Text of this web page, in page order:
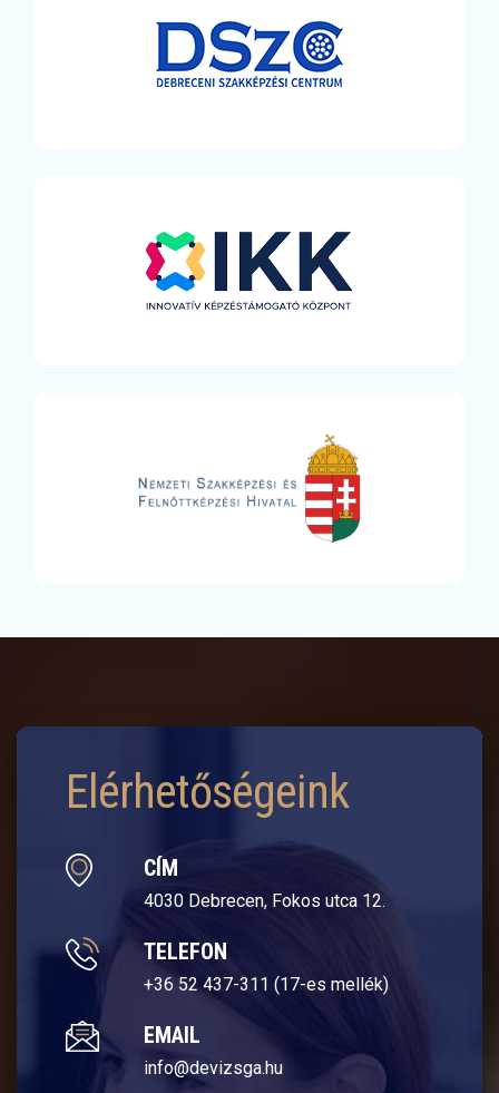
Elérhetőségeink
CÍM
4030 Debrecen, Fokos utca 12.
TELEFON
+36 52 437-311 (17-es mellék)
EMAIL
info@devizsga.hu